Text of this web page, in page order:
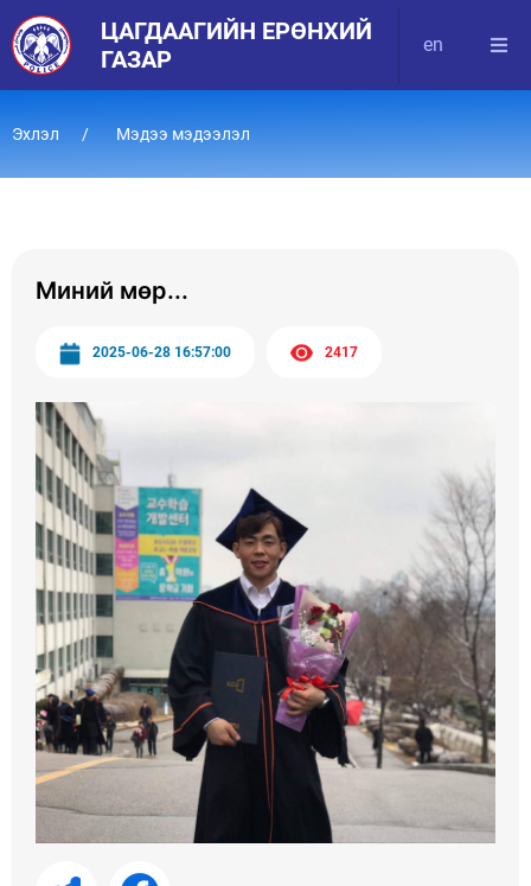
ЦАГДААГИЙН ЕРӨНХИЙ
ГАЗАР
en
Эхлэл Мэдээ мэдээлэл
Миний мөр...
2025-06-28 16:57:00 2417